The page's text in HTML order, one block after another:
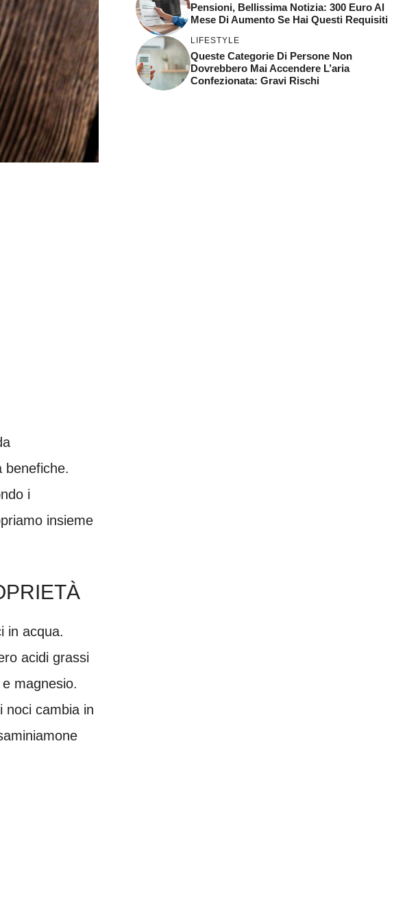
benefiche.
i
insieme
in acqua.
acidi grassi
magnesio.
noci cambia in
Pensioni, Bellissima Notizia: 300 Euro Al
Mese Di Aumento Se Hai Questi Requisiti
LIFESTYLE
Queste Categorie Di Persone Non
Dovrebbero Mai Accendere L’aria
Confezionata: Gravi Rischi